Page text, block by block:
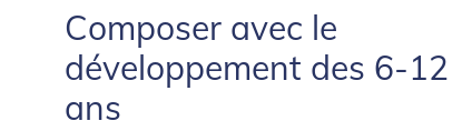
Composer avec le
développement des 6-12
ans